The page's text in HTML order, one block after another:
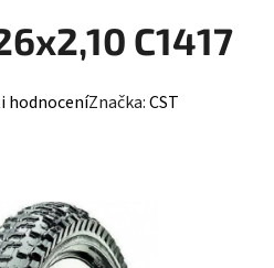
C1417
hodnoceníZnačka:CST